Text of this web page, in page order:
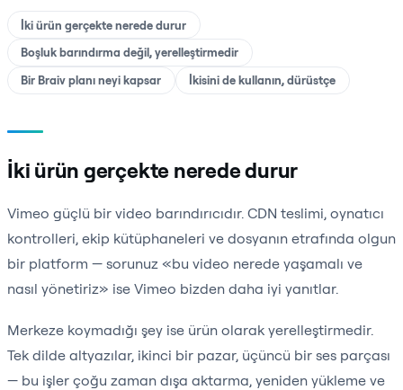
İki ürün gerçekte nerede durur
Boşluk barındırma değil, yerelleştirmedir
Bir Braiv planı neyi kapsar
İkisini de kullanın, dürüstçe
İki ürün gerçekte nerede durur
Vimeo güçlü bir video barındırıcıdır. CDN teslimi, oynatıcı
kontrolleri, ekip kütüphaneleri ve dosyanın etrafında olgun
bir platform — sorunuz «bu video nerede yaşamalı ve
nasıl yönetiriz» ise Vimeo bizden daha iyi yanıtlar.
Merkeze koymadığı şey ise ürün olarak yerelleştirmedir.
Tek dilde altyazılar, ikinci bir pazar, üçüncü bir ses parçası
— bu işler çoğu zaman dışa aktarma, yeniden yükleme ve